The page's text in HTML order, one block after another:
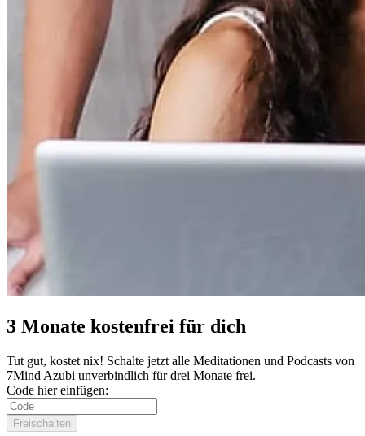
3 Monate kostenfrei für dich
Tut gut, kostet nix! Schalte jetzt alle Meditationen und Podcasts von
7Mind Azubi unverbindlich für drei Monate frei.
Code hier einfügen:
Freischalten